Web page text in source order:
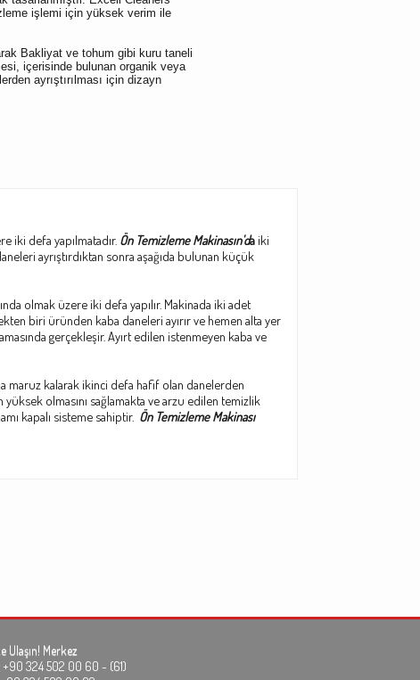
işlemi için yüksek verim ile
Bakliyat ve tohum gibi kuru taneli
içerisinde bulunan organik veya
ayrıştırılması için dizayn
iki defa yapılmatadır. Ön Temizleme Makinasın'daiki
ayrıştırdıktan sonra aşağıda bulunan küçük
olmak üzere iki defa yapılır. Makinada iki adet
biri üründen kaba daneleri ayırır ve hemen alta yer
gerçekleşir. Ayırt edilen istenmeyen kaba ve
maruz kalarak ikinci defa hafif olan danelerden
olmasını sağlamakta ve arzu edilen temizlik
kapalı sisteme sahiptir. Ön Temizleme Makinası
Ulaşın! Merkez
+90 324 502 00 60 - (61)